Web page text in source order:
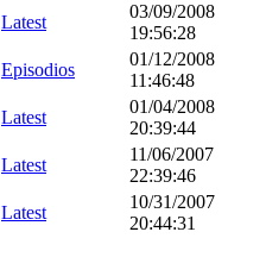
Latest
03/09/2008
19:56:28
Episodios
01/12/2008
11:46:48
Latest
01/04/2008
20:39:44
Latest
11/06/2007
22:39:46
Latest
10/31/2007
20:44:31